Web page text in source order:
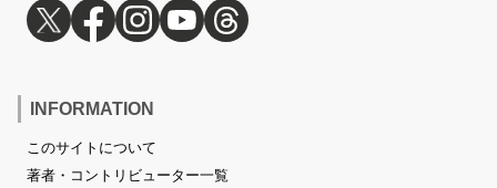
INFORMATION
このサイトについて
著者・コントリビューター一覧